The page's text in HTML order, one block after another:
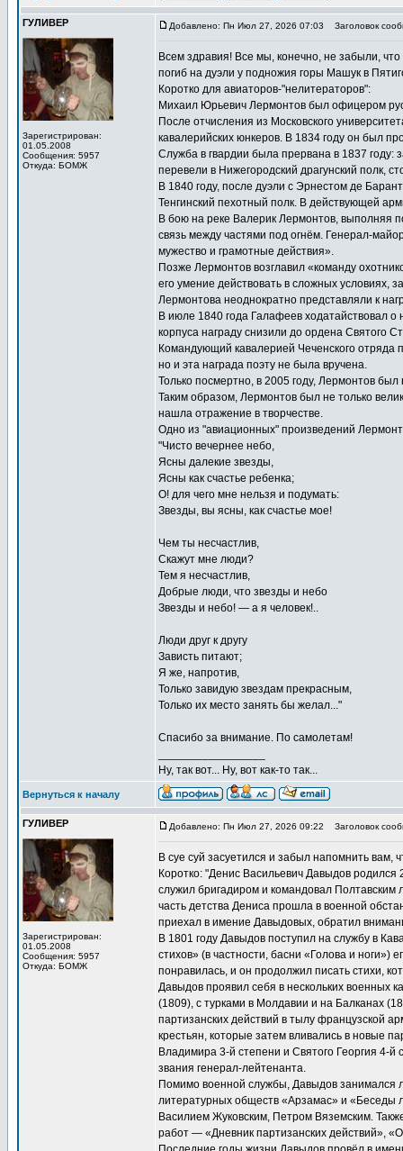
ГУЛИВЕР
Зарегистрирован:
01.05.2008
Сообщения: 5957
Откуда: БОМЖ
Добавлено: Пн Июл 27, 2026 07:03 Заголовок
Всем здравия! Все мы, конечно, не забыли,
погиб на дуэли у подножия горы Машук в
Коротко для авиаторов-"нелитераторов":
Михаил Юрьевич Лермонтов был офицером
После отчисления из Московского
кавалерийских юнкеров. В 1834 году он был
Служба в гвардии была прервана в 1837
перевели в Нижегородский драгунский полк,
В 1840 году, после дуэли с Эрнестом де
Тенгинский пехотный полк. В действующей
В бою на реке Валерик Лермонтов, выполняя
связь между частями под огнём. Генерал-
мужество и грамотные действия».
Позже Лермонтов возглавил «команду
его умение действовать в сложных условиях,
Лермонтова неоднократно представляли к
В июле 1840 года Галафеев ходатайствовал
корпуса награду снизили до ордена Святого
Командующий кавалерией Чеченского отряда
но и эта награда поэту не была вручена.
Только посмертно, в 2005 году, Лермонтов
Таким образом, Лермонтов был не только
нашла отражение в творчестве.
Одно из "авиационных" произведений
"Чисто вечернее небо,
Ясны далекие звезды,
Ясны как счастье ребенка;
О! для чего мне нельзя и подумать:
Звезды, вы ясны, как счастье мое!
Чем ты несчастлив,
Скажут мне люди?
Тем я несчастлив,
Добрые люди, что звезды и небо
Звезды и небо! — а я человек!..
Люди друг к другу
Зависть питают;
Я же, напротив,
Только завидую звездам прекрасным,
Только их место занять бы желал..."
Спасибо за внимание. По самолетам!
Ну, так вот... Ну, вот как-то так...
Вернуться к началу
ГУЛИВЕР
Зарегистрирован:
01.05.2008
Сообщения: 5957
Откуда: БОМЖ
Добавлено: Пн Июл 27, 2026 09:22 Заголовок
В суе суй засуетился и забыл напомнить
Коротко: "Денис Васильевич Давыдов
служил бригадиром и командовал Полтавским
часть детства Дениса прошла в военной
приехал в имение Давыдовых, обратил
В 1801 году Давыдов поступил на службу в
стихов» (в частности, басни «Голова и ноги»)
понравилась, и он продолжил писать стихи,
Давыдов проявил себя в нескольких военных
(1809), с турками в Молдавии и на Балканах
партизанских действий в тылу французской
крестьян, которые затем вливались в новые
Владимира 3-й степени и Святого Георгия 4-й
звания генерал-лейтенанта.
Помимо военной службы, Давыдов занимался
литературных обществ «Арзамас» и «Беседы
Василием Жуковским, Петром Вяземским.
работ — «Дневник партизанских действий»,